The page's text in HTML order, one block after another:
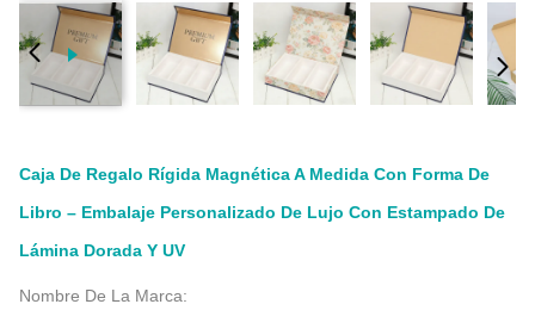
Caja De Regalo Rígida Magnética A Medida Con Forma De
Libro – Embalaje Personalizado De Lujo Con Estampado De
Lámina Dorada Y UV
Nombre De La Marca: